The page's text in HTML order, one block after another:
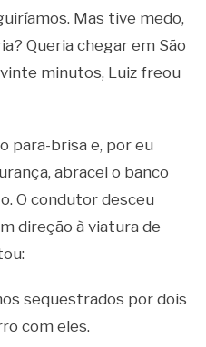
Mas tive medo,
Queria chegar em São
minutos, Luiz freou
para-brisa e, por eu
abracei o banco
O condutor desceu
direção à viatura de
sequestrados por dois
com eles.